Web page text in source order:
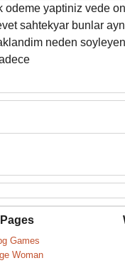
yaptiniz vede
sahtekyar bunlar
neden
Games
Woman